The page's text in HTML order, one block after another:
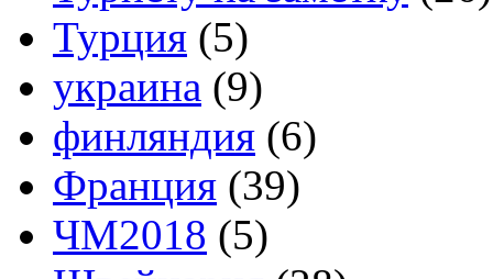
Турция (5)
украина (9)
финляндия (6)
Франция (39)
ЧМ2018 (5)